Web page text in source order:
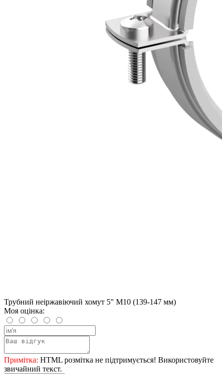
Трубний неіржавіючий хомут 5" М10 (139-147 мм)
Моя оцінка:
Примітка: HTML розмітка не підтримується! Використовуйте
звичайний текст.